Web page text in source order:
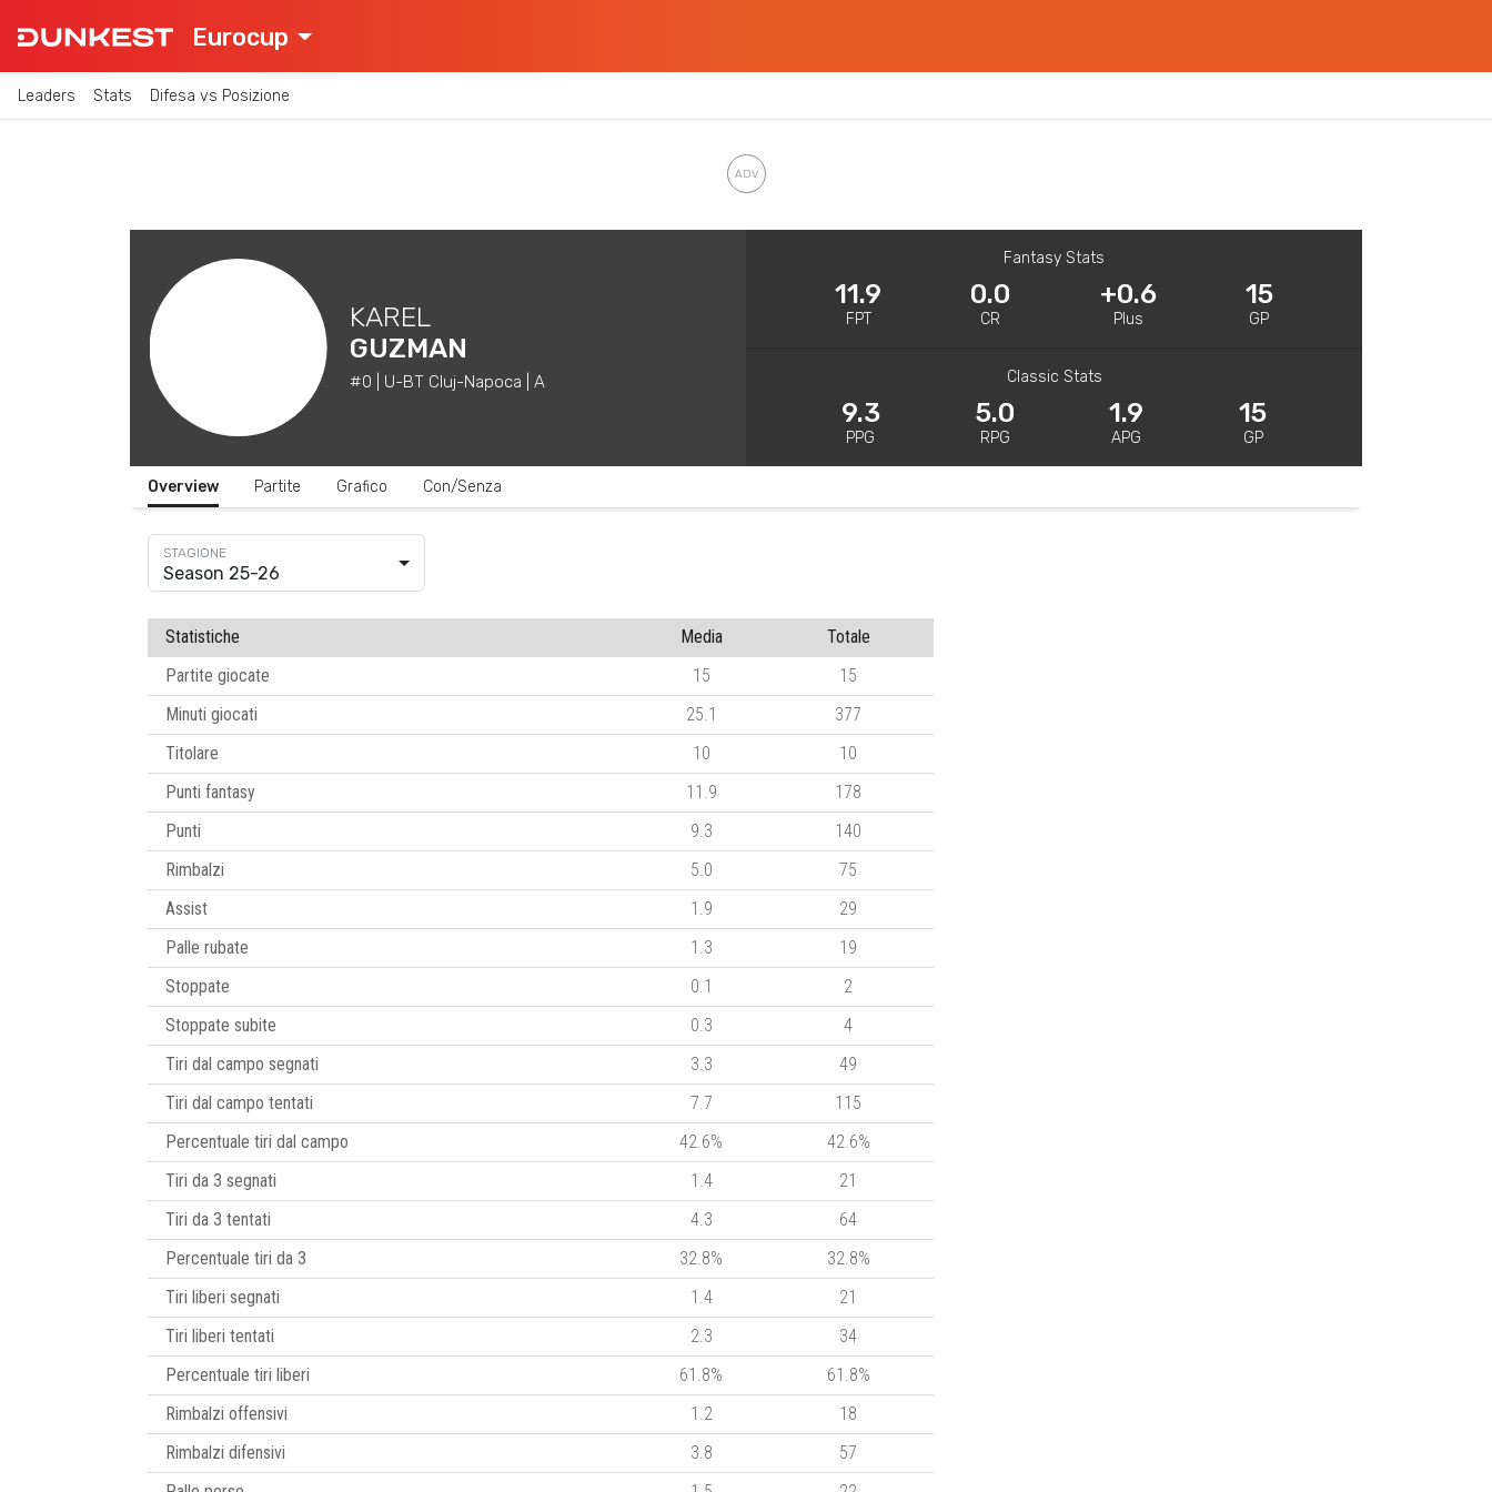
Eurocup
Leaders Stats Difesa vs Posizione
KAREL
GUZMAN
#0 | U-BT Cluj-Napoca | A
Fantasy Stats
11.9
FPT
0.0
CR
+0.6
Plus
15
GP
Classic Stats
9.3
PPG
5.0
RPG
1.9
APG
15
GP
Overview Partite Grafico Con/Senza
Season 25-26
Statistiche Media
Totale
Partite giocate
15
15
Minuti giocati
25.1
377
Titolare
10
10
Punti fantasy
11.9
178
Punti
9.3
140
Rimbalzi
5.0
75
Assist
1.9
29
Palle rubate
1.3
19
Stoppate
0.1
2
Stoppate subite
0.3
4
Tiri dal campo segnati
3.3
49
Tiri dal campo tentati
7.7
115
Percentuale tiri dal campo
42.6%
42.6%
Tiri da 3 segnati
1.4
21
Tiri da 3 tentati
4.3
64
Percentuale tiri da 3
32.8%
32.8%
Tiri liberi segnati
1.4
21
Tiri liberi tentati
2.3
34
Percentuale tiri liberi
61.8%
61.8%
Rimbalzi offensivi
1.2
18
Rimbalzi difensivi
3.8
57